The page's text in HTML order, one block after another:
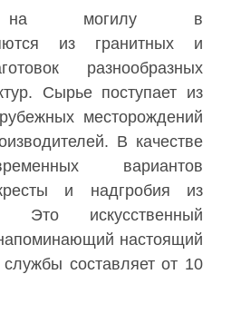
на могилу в
из гранитных и
разнообразных
Сырье поступает из
месторождений
В качестве
вариантов
и надгробия из
Это искусственный
настоящий
службы составляет от 10